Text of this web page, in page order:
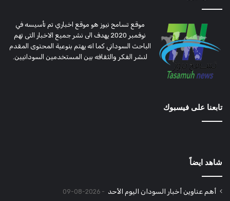
موقع تسامح نيوز هو موقع اخباري تم تأسيسه في
نوفمبر 2020 يهدف الى نشر جميع الاخبار التى تهم
الباحث السوداني كما انه يهتم بنوعية المحتوى المقدم
لنشر الفكر والثقافه بين المستخدمين السودانيين.
تابعنا على فيسبوك
شاهد ايضاً
أهم عناوين أخبار السودان اليوم الأحد 2026-08-09